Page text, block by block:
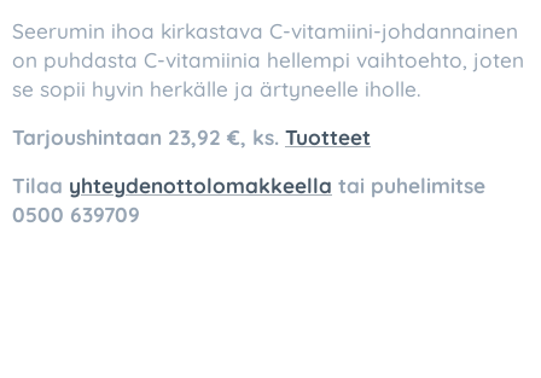
Seerumin ihoa kirkastava C-vitamiini-johdannainen
on puhdasta C-vitamiinia hellempi vaihtoehto, joten
se sopii hyvin herkälle ja ärtyneelle iholle.
Tarjoushintaan 23,92 €, ks. Tuotteet
Tilaa yhteydenottolomakkeella tai puhelimitse
0500 639709